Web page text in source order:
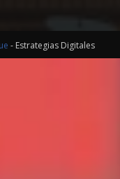
- Estrategias Digitales